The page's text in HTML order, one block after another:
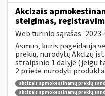
Akcizais
steigimas,
Web turinio sąrašas
Asmuo, kuris pageidauja
prekių, nurodytų Akcizų
straipsnio 1 dalyje (jeigu
2 priede nurodyti
akcizais apmokestinamų prekių
akcizais apmokestinamų prekių